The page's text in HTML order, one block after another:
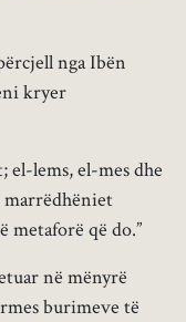
nga Ibën
kryer
el-lems, el-mes dhe
marrëdhëniet
metaforë që do.”
në mënyrë
burimeve të